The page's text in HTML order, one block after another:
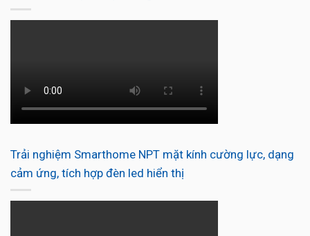
Trải nghiệm Smarthome NPT mặt kính cường lực, dạng
cảm ứng, tích hợp đèn led hiển thị